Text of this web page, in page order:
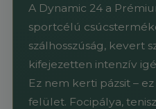
A Dynamic 24 a
sportcélú
szálhosszúság, kevert
kifejezetten intenzív
Ez nem kerti pázsit –
felület. Focipálya,